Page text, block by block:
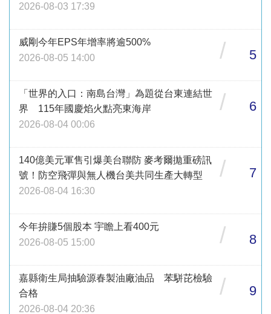
2026-08-03 17:39
威剛今年EPS年增率將逾500%
2026-08-05 14:00
/ 5
「世界的入口：南島台灣」為題從台東連結世
界 115年國慶焰火點亮東海岸
2026-08-04 00:06
/ 6
140億美元軍售引爆美台聯防 麥考爾拋重磅訊
號！防空飛彈與無人機台美共同生產大轉型
2026-08-04 16:30
/ 7
今年拚賺5個股本 宇瞻上看400元
2026-08-05 15:00
/ 8
嘉縣衛生局抽驗源春製油廠油品 苯駢芘檢驗
合格
2026-08-04 20:36
/ 9